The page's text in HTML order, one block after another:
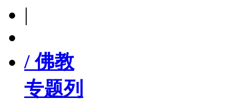
|
/ 佛教
专题列